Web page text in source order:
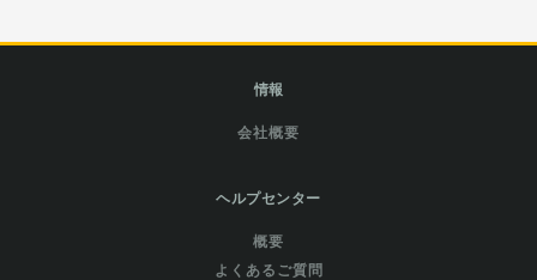
情報
会社概要
ヘルプセンター
概要
よくあるご質問